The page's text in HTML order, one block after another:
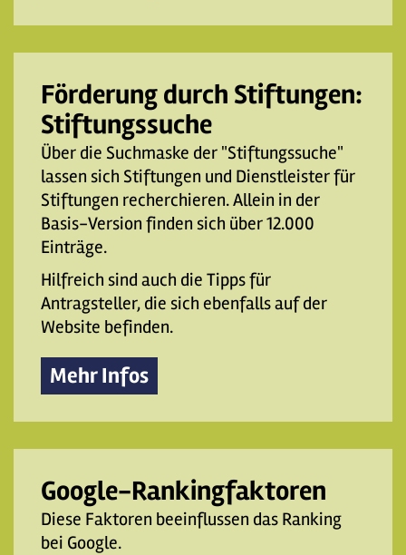
Förderung durch Stiftungen:
Stiftungssuche
Über die Suchmaske der "Stiftungssuche"
lassen sich Stiftungen und Dienstleister für
Stiftungen recherchieren. Allein in der
Basis-Version finden sich über 12.000
Einträge.
Hilfreich sind auch die Tipps für
Antragsteller, die sich ebenfalls auf der
Website befinden.
Mehr Infos
Google-Rankingfaktoren
Diese Faktoren beeinflussen das Ranking
bei Google.